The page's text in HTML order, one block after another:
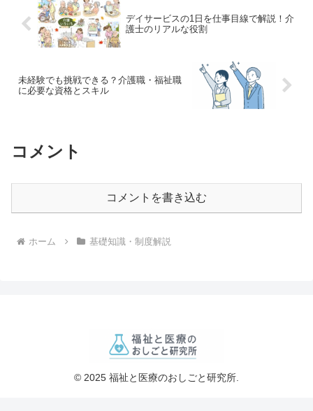
デイサービスの1日を仕事目線で解説！介
護士のリアルな役割
未経験でも挑戦できる？介護職・福祉職
に必要な資格とスキル
コメント
コメントを書き込む
ホーム 基礎知識・制度解説
© 2025 福祉と医療のおしごと研究所.